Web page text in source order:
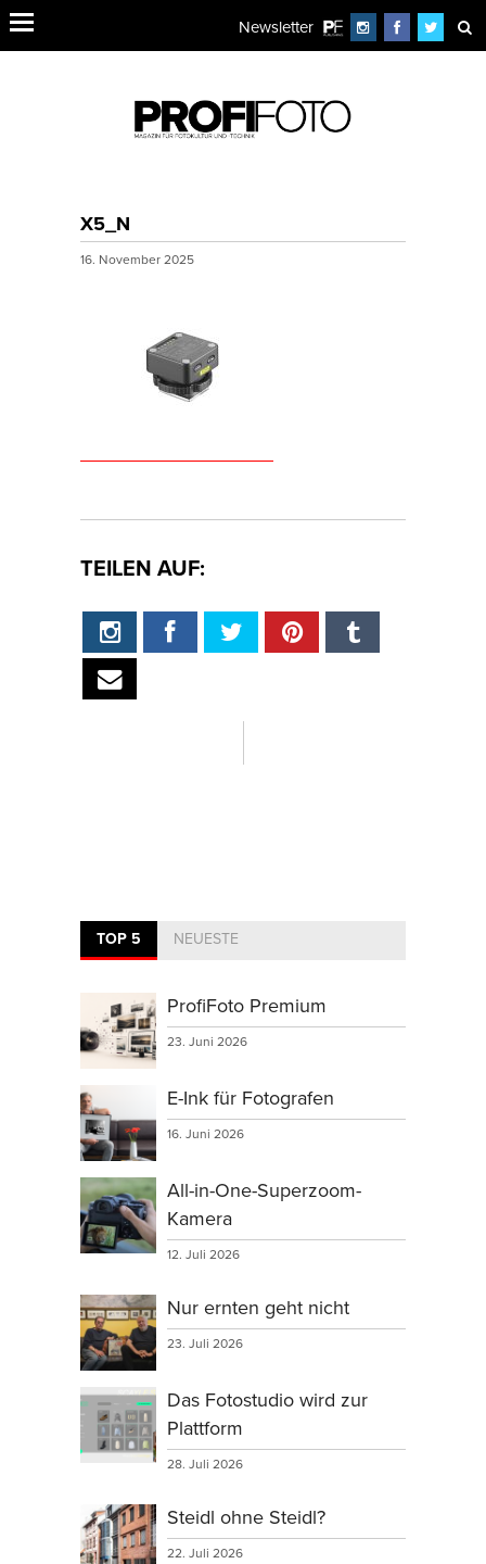
Newsletter
X5_N
16. November 2025
TEILEN AUF:
TOP 5 NEUESTE
ProfiFoto Premium
23. Juni 2026
E-Ink für Fotografen
16. Juni 2026
All-in-One-Superzoom-
Kamera
12. Juli 2026
Nur ernten geht nicht
23. Juli 2026
Das Fotostudio wird zur
Plattform
28. Juli 2026
Steidl ohne Steidl?
22. Juli 2026